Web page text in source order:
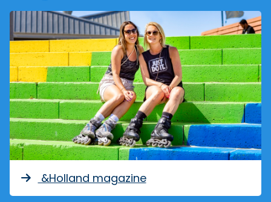
&Holland magazine